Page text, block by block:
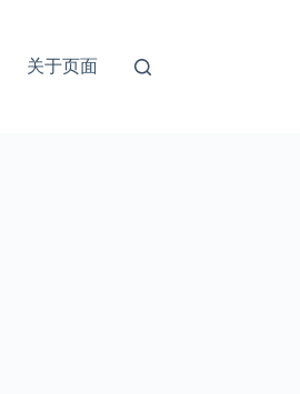
关于页面